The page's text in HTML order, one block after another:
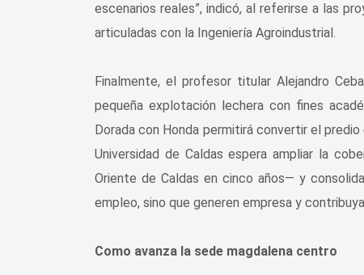
escenarios reales”, indicó, al referirse a las
articuladas con la Ingeniería Agroindustrial.
Finalmente, el profesor titular Alejandro
pequeña explotación lechera con fines
Dorada con Honda permitirá convertir el
Universidad de Caldas espera ampliar la
Oriente de Caldas en cinco años— y
empleo, sino que generen empresa y
Como avanza la sede magdalena centro